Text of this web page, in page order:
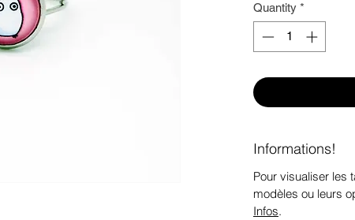
Quantity *
Informations!
Pour visualiser les
modèles ou leurs
Infos.